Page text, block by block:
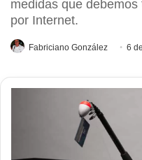
medidas que
por Internet.
Fabriciano González 6